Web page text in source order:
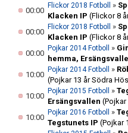
00:00
Flickor 2018 Fotboll »
Klacken IP (Flickor 8
00:00
Flickor 2018 Fotboll »
Klacken IP (Flickor 8
00:00
Pojkar 2014 Fotboll »
hemma,
10:00
Pojkar 2014 Fotboll »
(Pojkar 13 år Södra
10:00
Pojkar 2015 Fotboll »
Ersängsvallen
10:00
Pojkar 2016 Fotboll »
Tegstunets IP (Pojkar